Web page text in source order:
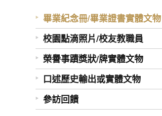
畢業紀念冊/畢業證書實體文物
校園點滴照片/校友教職員
榮譽事蹟獎狀/牌實體文物
口述歷史輸出或實體文物
參訪回饋